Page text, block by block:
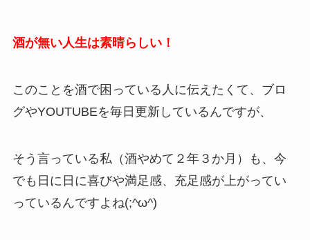
酒が無い人生は素晴らしい！
このことを酒で困っている人に伝えたくて、ブロ
グやYOUTUBEを毎日更新しているんですが、
そう言っている私（酒やめて２年３か月）も、今
でも日に日に喜びや満足感、充足感が上がってい
っているんですよね(;^ω^)